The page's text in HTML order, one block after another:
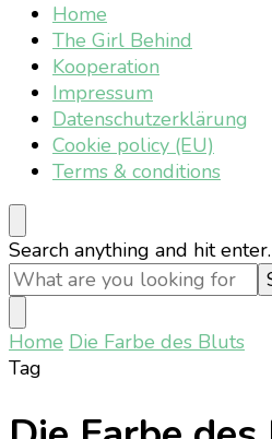
Home
The Girl Behind
Kooperation
Impressum
Datenschutzerklärung
Cookie policy (EU)
Terms & conditions
Looking
for
Something?
Search anything and hit enter.
Home Die Farbe des Bluts
Tag